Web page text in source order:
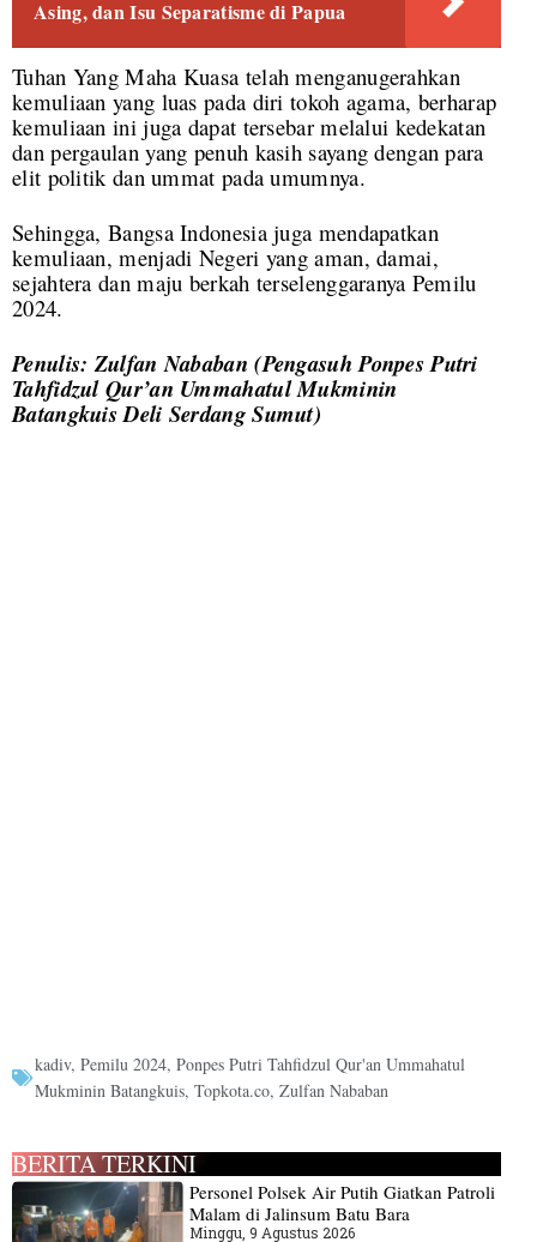
Asing, dan Isu Separatisme di Papua
Tuhan Yang Maha Kuasa telah menganugerahkan
kemuliaan yang luas pada diri tokoh agama, berharap
kemuliaan ini juga dapat tersebar melalui kedekatan
dan pergaulan yang penuh kasih sayang dengan para
elit politik dan ummat pada umumnya.
Sehingga, Bangsa Indonesia juga mendapatkan
kemuliaan, menjadi Negeri yang aman, damai,
sejahtera dan maju berkah terselenggaranya Pemilu
2024.
Penulis: Zulfan Nababan (Pengasuh Ponpes Putri
Tahfidzul Qur’an Ummahatul Mukminin
Batangkuis Deli Serdang Sumut)
kadiv, Pemilu 2024, Ponpes Putri Tahfidzul Qur'an Ummahatul
Mukminin Batangkuis, Topkota.co, Zulfan Nababan
BERITA TERKINI
Personel Polsek Air Putih Giatkan Patroli
Malam di Jalinsum Batu Bara
Minggu, 9 Agustus 2026